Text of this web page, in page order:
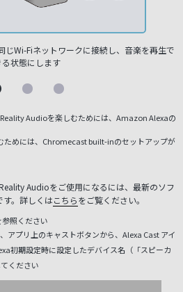
じWi-Fiネットワークに接続し、音楽を再生で
る状態にします
Audioを楽しむためには、Amazon Alexaの
ためには、Chromecast built-inのセットアップが
Audioをご使用になるには、最新のソフ
す。詳しくはこちらをご覧ください。
照ください
プリ上のキャストボタンから、 Alexa Cast アイ
初期設定時に設定したデバイス名（「スピーカ
ください